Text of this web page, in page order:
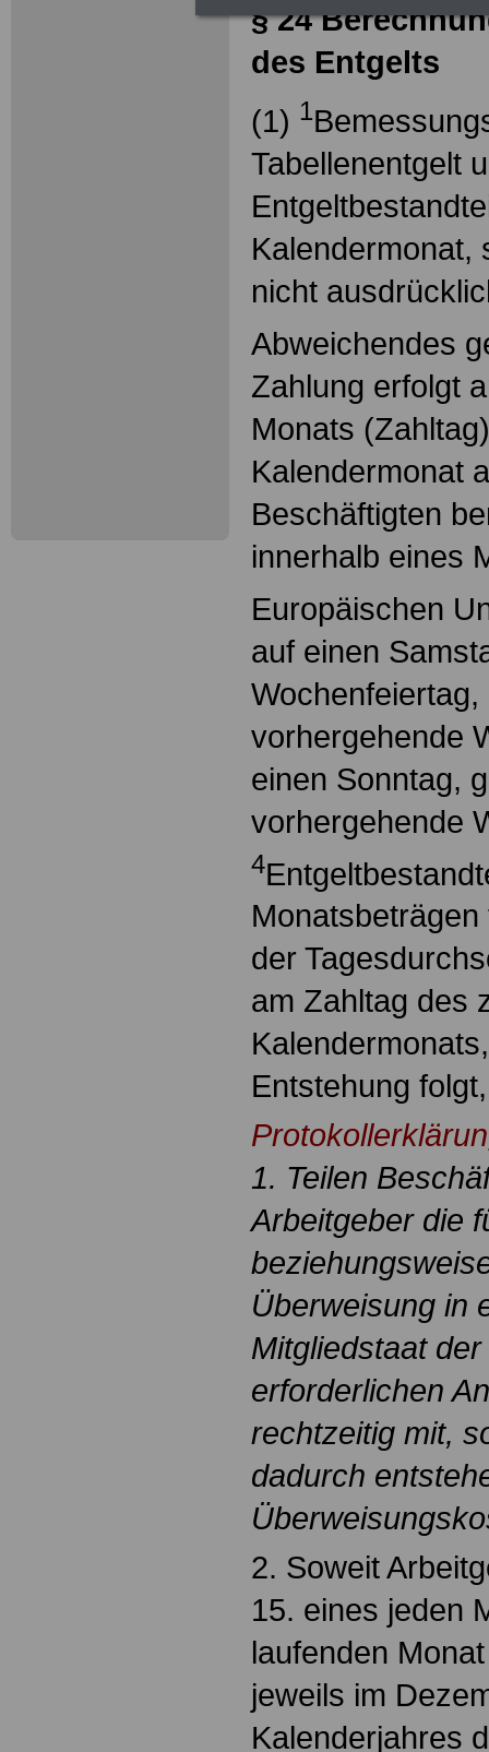
§ 24
des Entgelts
(1) 1
Tabellenentgelt
Kalendermonat,
nicht
Abweichendes
Zahlung erfolgt
Monats
Kalendermonat
Beschäftigten
innerhalb eines
Europäischen
auf einen
Wochenfeiertag,
vorhergehende
einen Sonntag,
vorhergehende
4
der
am Zahltag des
Entstehung
1. Teilen
Arbeitgeber die
Überweisung in
Mitgliedstaat
erforderlichen
rechtzeitig mit,
dadurch
2. Soweit
15. eines jeden
laufenden
jeweils im
Kalenderjahres